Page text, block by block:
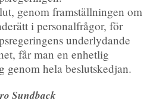
genom framställningen om
i personalfrågor, för
underlydande
får man en enhetlig
genom hela beslutskedjan.
Sundback